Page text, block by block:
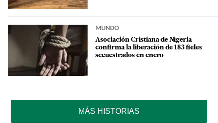
MUNDO
Asociación Cristiana de Nigeria
confirma la liberación de 183 fieles
secuestrados en enero
MÁS HISTORIAS